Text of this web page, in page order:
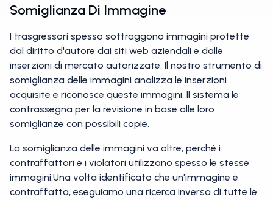
Somiglianza Di Immagine
I trasgressori spesso sottraggono immagini protette
dal diritto d'autore dai siti web aziendali e dalle
inserzioni di mercato autorizzate. Il nostro strumento di
somiglianza delle immagini analizza le inserzioni
acquisite e riconosce queste immagini. Il sistema le
contrassegna per la revisione in base alle loro
somiglianze con possibili copie.
La somiglianza delle immagini va oltre, perché i
contraffattori e i violatori utilizzano spesso le stesse
immagini.Una volta identificato che un'immagine è
contraffatta, eseguiamo una ricerca inversa di tutte le